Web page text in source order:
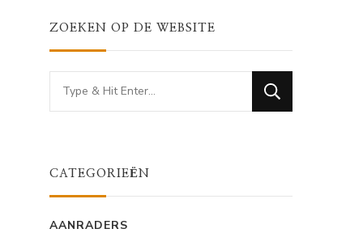
ZOEKEN OP DE WEBSITE
Looking
for
CATEGORIEËN
AANRADERS